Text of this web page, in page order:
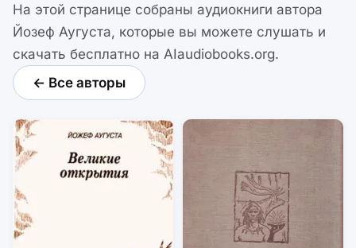
На этой странице собраны аудиокниги автора
Йозеф Аугуста, которые вы можете слушать и
скачать бесплатно на AIaudiobooks.org.
← Все авторы